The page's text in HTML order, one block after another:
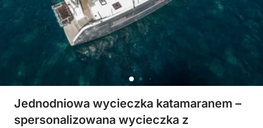
Jednodniowa wycieczka katamaranem –
spersonalizowana wycieczka z